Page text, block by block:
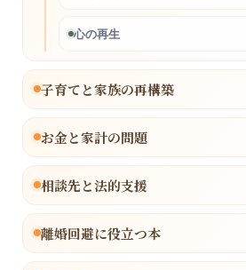
心の再生
子育てと家族の再構築
お金と家計の問題
相談先と法的支援
離婚回避に役立つ本